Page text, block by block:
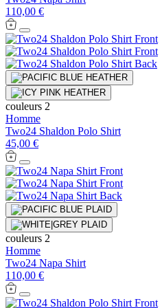
110,00 €
couleurs 2
Homme
Two24 Shaldon Polo Shirt
45,00 €
couleurs 2
Homme
Two24 Napa Shirt
110,00 €